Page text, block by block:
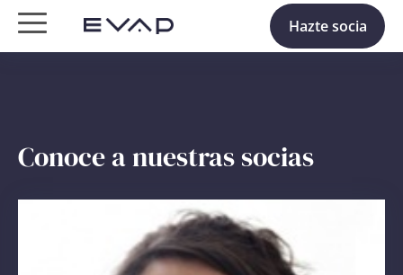
Hazte socia
Conoce a nuestras socias